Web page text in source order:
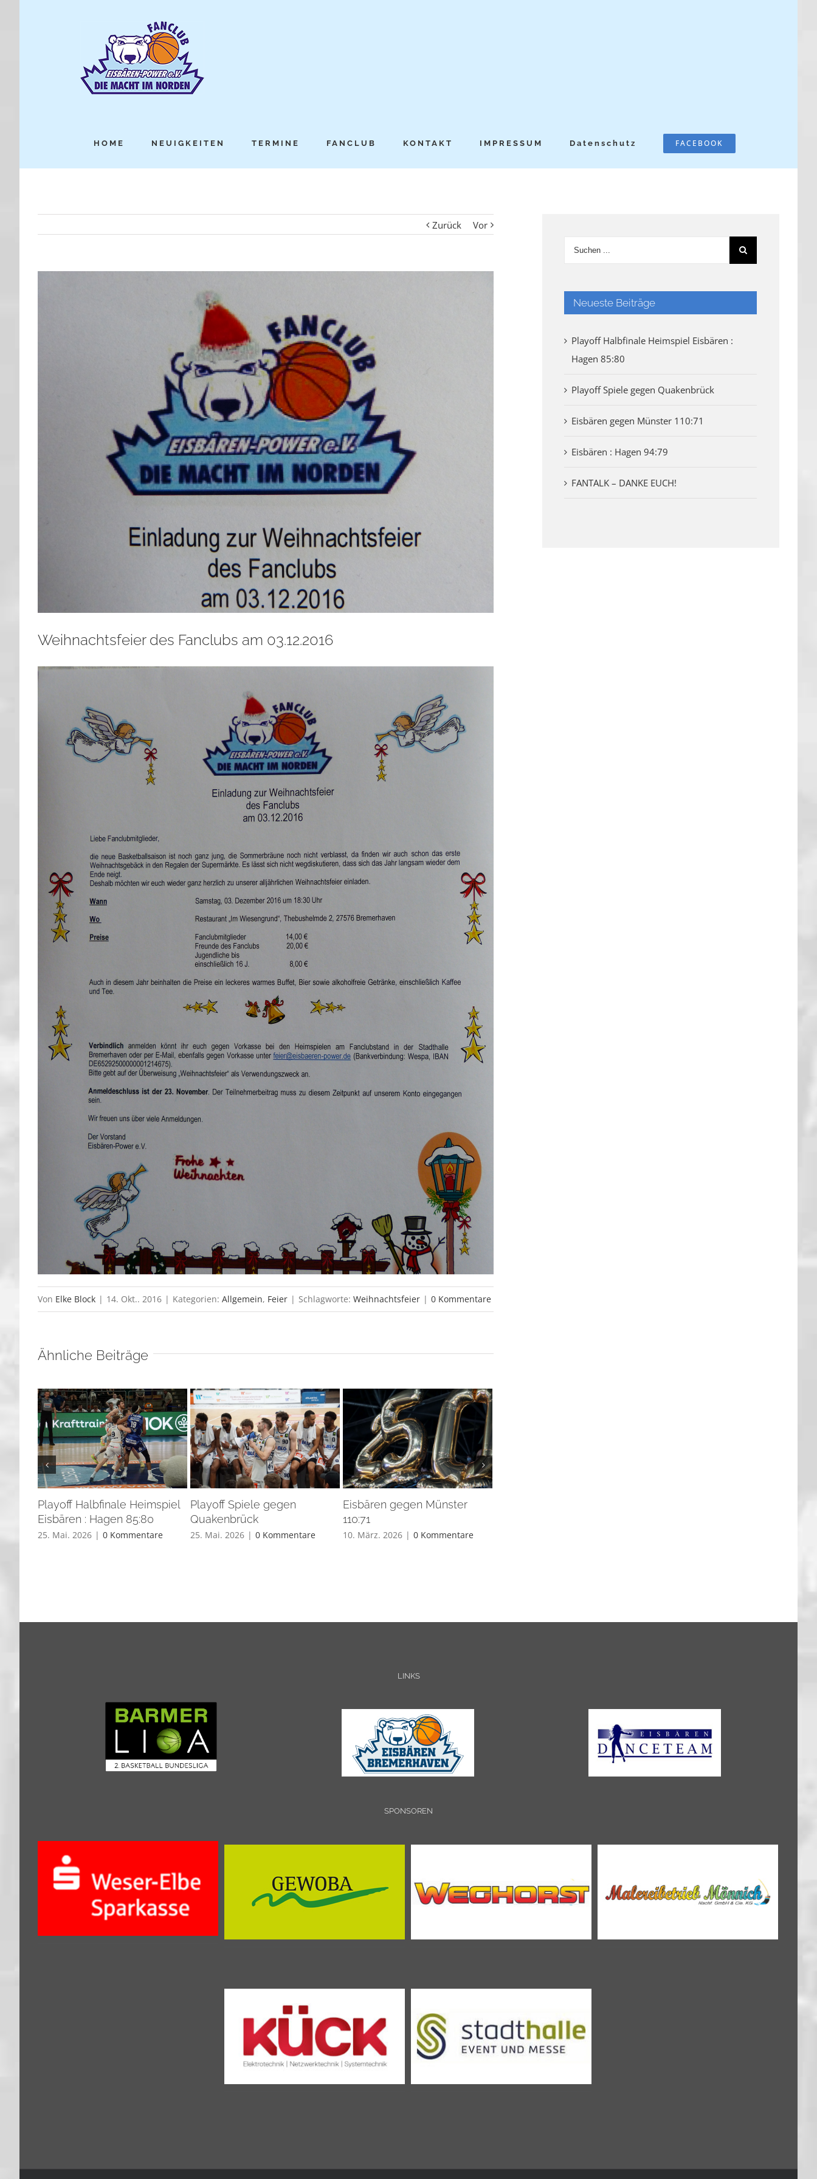
HOME NEUIGKEITEN TERMINE FANCLUB KONTAKT IMPRESSUM Datenschutz FACEBOOK
Zurück Vor
Weihnachtsfeier des Fanclubs am 03.12.2016
Von Elke Block | 14. Okt.. 2016 | Kategorien: Allgemein, Feier | Schlagworte: Weihnachtsfeier | 0 Kommentare
Ähnliche Beiträge
Playoff Halbfinale Heimspiel
Eisbären : Hagen 85:80
25. Mai. 2026 | 0 Kommentare
Playoff Spiele gegen
Quakenbrück
25. Mai. 2026 | 0 Kommentare
Eisbären gegen Münster
110:71
10. März. 2026 | 0 Kommentare
Neueste Beiträge
Playoff Halbfinale Heimspiel Eisbären :
Hagen 85:80
Playoff Spiele gegen Quakenbrück
Eisbären gegen Münster 110:71
Eisbären : Hagen 94:79
FANTALK – DANKE EUCH!
LINKS
SPONSOREN